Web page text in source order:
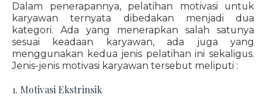
Dalam penerapannya, pelatihan motivasi untuk
karyawan ternyata dibedakan menjadi dua
kategori. Ada yang menerapkan salah satunya
sesuai keadaan karyawan, ada juga yang
menggunakan kedua jenis pelatihan ini sekaligus.
Jenis-jenis motivasi karyawan tersebut meliputi :
1. Motivasi Ekstrinsik